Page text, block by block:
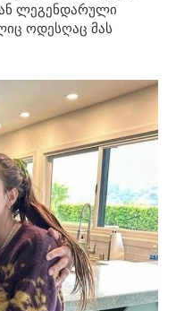
ლეგენდარული
ოდესღაც მას